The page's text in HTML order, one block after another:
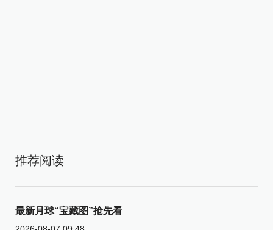
推荐阅读
最新月球“宝藏图”抢先看